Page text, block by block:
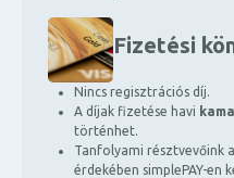
Fizetési
Nincs regisztrációs díj.
A díjak fizetése havi
történhet.
Tanfolyami résztvevőink
érdekében simplePAY-en